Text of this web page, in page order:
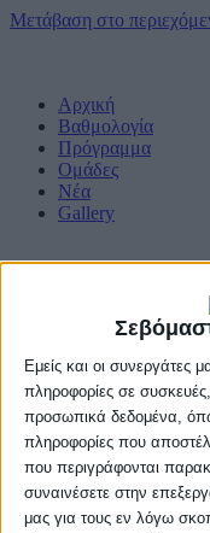
Εμείς και οι
πληροφορίες σε
προσωπικά δεδομένα,
πληροφορίες που
που περιγράφονται
συναινέσετε στην
μας για τους εν λόγω
Μετάβαση στο
Αρχική
Βαθμολογία
Πρόγραμμα
Ομάδες
Νέα
Gallery